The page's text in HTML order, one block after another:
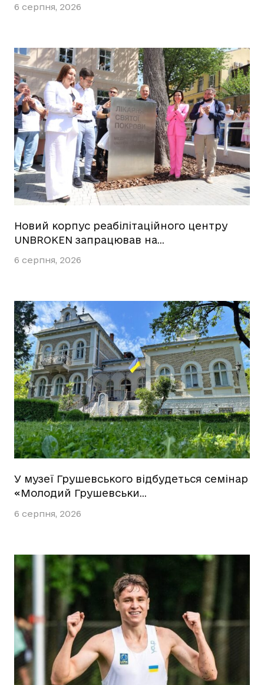
6 серпня, 2026
Новий корпус реабілітаційного центру
UNBROKEN запрацював на…
6 серпня, 2026
У музеї Грушевського відбудеться семінар
«Молодий Грушевськи…
6 серпня, 2026